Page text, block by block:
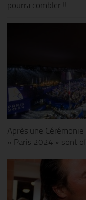
pourra combler !!
Après une
« Paris 2024 » sont